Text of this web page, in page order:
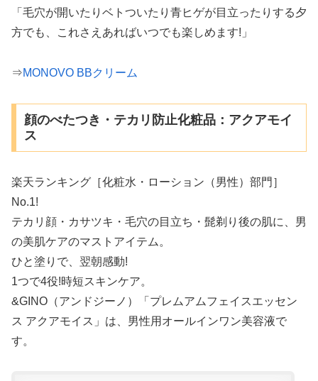
「毛穴が開いたりベトついたり青ヒゲが目立ったりする夕
方でも、これさえあればいつでも楽しめます!」
⇒MONOVO BBクリーム
顔のべたつき・テカリ防止化粧品：アクアモイ
ス
楽天ランキング［化粧水・ローション（男性）部門］
No.1!
テカリ顔・カサツキ・毛穴の目立ち・髭剃り後の肌に、男
の美肌ケアのマストアイテム。
ひと塗りで、翌朝感動!
1つで4役!時短スキンケア。
&GINO（アンドジーノ）「プレムアムフェイスエッセン
ス アクアモイス」は、男性用オールインワン美容液で
す。